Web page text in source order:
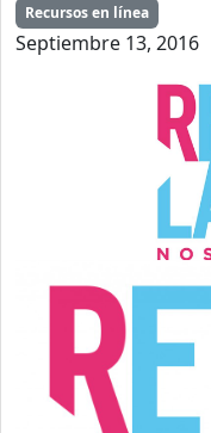
Recursos en línea
Septiembre 13, 2016